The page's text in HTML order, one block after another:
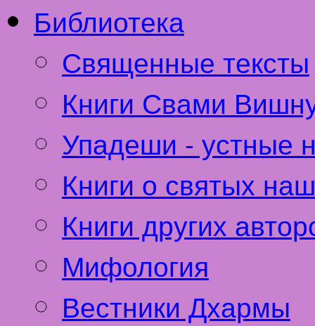
Библиотека
Священные тексты
Книги Свами
Упадеши - устные
Книги о святых
Книги других
Мифология
Вестники Дхармы